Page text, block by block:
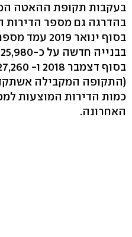
בעקבות תקופת ההאטה
בהדרגה גם מספר הדירות
בסוף ינואר
(התקופה המקבילה
האחרונה.